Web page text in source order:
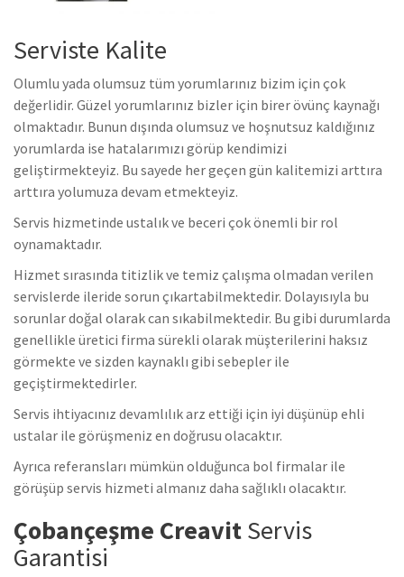
Serviste Kalite
Olumlu yada olumsuz tüm yorumlarınız bizim için çok
değerlidir. Güzel yorumlarınız bizler için birer övünç kaynağı
olmaktadır. Bunun dışında olumsuz ve hoşnutsuz kaldığınız
yorumlarda ise hatalarımızı görüp kendimizi
geliştirmekteyiz. Bu sayede her geçen gün kalitemizi arttıra
arttıra yolumuza devam etmekteyiz.
Servis hizmetinde ustalık ve beceri çok önemli bir rol
oynamaktadır.
Hizmet sırasında titizlik ve temiz çalışma olmadan verilen
servislerde ileride sorun çıkartabilmektedir. Dolayısıyla bu
sorunlar doğal olarak can sıkabilmektedir. Bu gibi durumlarda
genellikle üretici firma sürekli olarak müşterilerini haksız
görmekte ve sizden kaynaklı gibi sebepler ile
geçiştirmektedirler.
Servis ihtiyacınız devamlılık arz ettiği için iyi düşünüp ehli
ustalar ile görüşmeniz en doğrusu olacaktır.
Ayrıca referansları mümkün olduğunca bol firmalar ile
görüşüp servis hizmeti almanız daha sağlıklı olacaktır.
Çobançeşme CreavitServis
Garantisi